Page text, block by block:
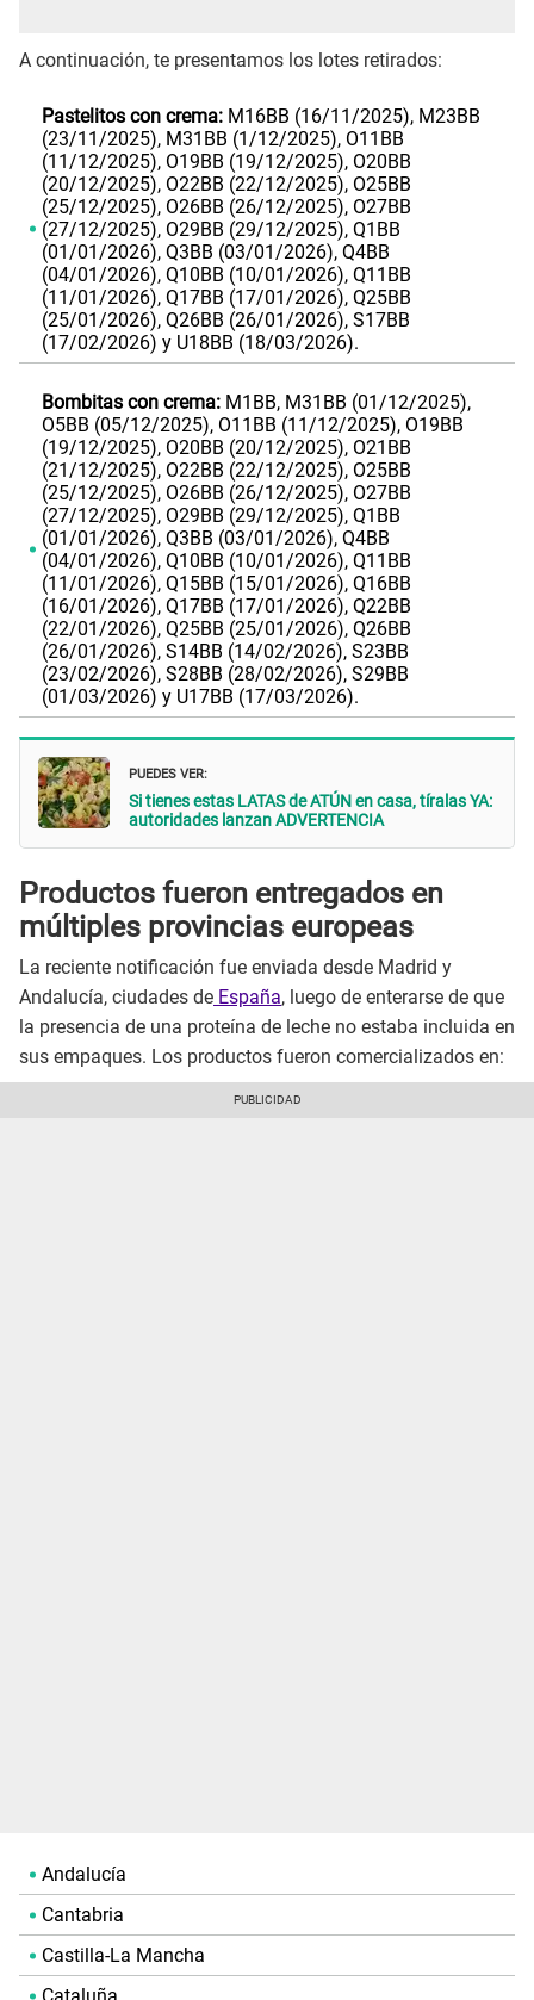
A continuación, te presentamos los lotes retirados:
Pastelitos con crema:M16BB (16/11/2025), M23BB
(23/11/2025), M31BB (1/12/2025), O11BB
(11/12/2025), O19BB (19/12/2025), O20BB
(20/12/2025), O22BB (22/12/2025), O25BB
(25/12/2025), O26BB (26/12/2025), O27BB
(27/12/2025), O29BB (29/12/2025), Q1BB
(01/01/2026), Q3BB (03/01/2026), Q4BB
(04/01/2026), Q10BB (10/01/2026), Q11BB
(11/01/2026), Q17BB (17/01/2026), Q25BB
(25/01/2026), Q26BB (26/01/2026), S17BB
(17/02/2026) y U18BB (18/03/2026).
Bombitas con crema: M1BB, M31BB (01/12/2025),
O5BB (05/12/2025), O11BB (11/12/2025), O19BB
(19/12/2025), O20BB (20/12/2025), O21BB
(21/12/2025), O22BB (22/12/2025), O25BB
(25/12/2025), O26BB (26/12/2025), O27BB
(27/12/2025), O29BB (29/12/2025), Q1BB
(01/01/2026), Q3BB (03/01/2026), Q4BB
(04/01/2026), Q10BB (10/01/2026), Q11BB
(11/01/2026), Q15BB (15/01/2026), Q16BB
(16/01/2026), Q17BB (17/01/2026), Q22BB
(22/01/2026), Q25BB (25/01/2026), Q26BB
(26/01/2026), S14BB (14/02/2026), S23BB
(23/02/2026), S28BB (28/02/2026), S29BB
(01/03/2026) y U17BB (17/03/2026).
PUEDES VER:
Si tienes estas LATAS de ATÚN en casa, tíralas YA:
autoridades lanzan ADVERTENCIA
Productos fueron entregados en
múltiples provincias europeas
La reciente notificación fue enviada desde Madrid y
Andalucía, ciudades de España, luego de enterarse de que
la presencia de una proteína de leche no estaba incluida en
sus empaques. Los productos fueron comercializados en:
Andalucía
Cantabria
Castilla-La Mancha